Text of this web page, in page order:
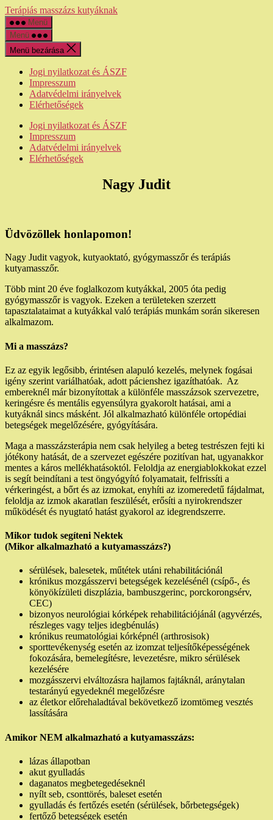
Ugrás
a
tartalomhoz
Terápiás masszázs kutyáknak
Menü
Menü
Menü bezárása
Jogi nyilatkozat és ÁSZF
Impresszum
Adatvédelmi irányelvek
Elérhetőségek
Jogi nyilatkozat és ÁSZF
Impresszum
Adatvédelmi irányelvek
Elérhetőségek
Nagy Judit
Üdvözöllek honlapomon!
Nagy Judit vagyok, kutyaoktató, gyógymasszőr és terápiás
kutyamasszőr.
Több mint 20 éve foglalkozom kutyákkal, 2005 óta pedig
gyógymasszőr is vagyok. Ezeken a területeken szerzett
tapasztalataimat a kutyákkal való terápiás munkám során sikeresen
alkalmazom.
Mi a masszázs?
Ez az egyik legősibb, érintésen alapuló kezelés, melynek fogásai
igény szerint variálhatóak, adott pácienshez igazíthatóak. Az
embereknél már bizonyítottak a különféle masszázsok szervezetre,
keringésre és mentális egyensúlyra gyakorolt hatásai, ami a
kutyáknál sincs másként. Jól alkalmazható különféle ortopédiai
betegségek megelőzésére, gyógyítására.
Maga a masszázsterápia nem csak helyileg a beteg testrészen fejti ki
jótékony hatását, de a szervezet egészére pozitívan hat, ugyanakkor
mentes a káros mellékhatásoktól. Feloldja az energiablokkokat ezzel
is segít beindítani a test öngyógyító folyamatait, felfrissíti a
vérkeringést, a bőrt és az izmokat, enyhíti az izomeredetű fájdalmat,
feloldja az izmok akaratlan feszülését, erősíti a nyirokrendszer
működését és nyugtató hatást gyakorol az idegrendszerre.
Mikor tudok segíteni Nektek
(Mikor alkalmazható a kutyamasszázs?)
sérülések, balesetek, műtétek utáni rehabilitációnál
krónikus mozgásszervi betegségek kezelésénél (csípő-, és
könyökízületi diszplázia, bambuszgerinc, porckorongsérv,
CEC)
bizonyos neurológiai kórképek rehabilitációjánál (agyvérzés,
részleges vagy teljes idegbénulás)
krónikus reumatológiai kórképnél (arthrosisok)
sporttevékenység esetén az izomzat teljesítőképességének
fokozására, bemelegítésre, levezetésre, mikro sérülések
kezelésére
mozgásszervi elváltozásra hajlamos fajtáknál, aránytalan
testarányú egyedeknél megelőzésre
az életkor előrehaladtával bekövetkező izomtömeg vesztés
lassítására
Amikor NEM alkalmazható a kutyamasszázs:
lázas állapotban
akut gyulladás
daganatos megbetegedéseknél
nyílt seb, csonttörés, baleset esetén
gyulladás és fertőzés esetén (sérülések, bőrbetegségek)
fertőző betegségek esetén